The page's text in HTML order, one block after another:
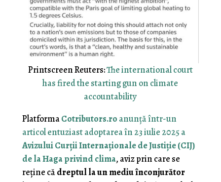
Printscreen Reuters:The international court
has fired the starting gun on climate
accountability
PlatformaCotributors.ro anunţă într-un
articol entuziast adoptarea în 23 iulie 2025 a
Avizului Curţii Internaţionale de Justiţie (CIJ)
de la Haga privind clima, aviz prin care se
reţine cădreptul la un mediu înconjurător